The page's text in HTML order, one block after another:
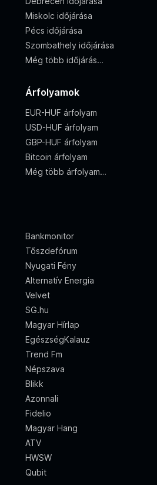
Miskolc időjárása
Pécs időjárása
Szombathely időjárása
Még több időjárás…
Árfolyamok
EUR-HUF árfolyam
USD-HUF árfolyam
GBP-HUF árfolyam
Bitcoin árfolyam
Még több árfolyam…
Bankmonitor
Tőszdefórum
Nyugati Fény
Alternatív Energia
Velvet
SG.hu
Magyar Hírlap
EgészségKalauz
Trend Fm
Népszava
Blikk
Azonnali
Fidelio
Magyar Hang
ATV
HWSW
Qubit